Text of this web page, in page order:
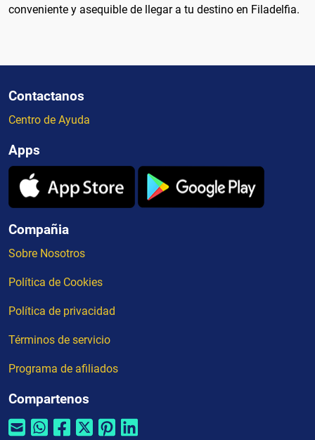
conveniente y asequible de llegar a tu destino en Filadelfia.
Contactanos
Centro de Ayuda
Apps
Compañia
Sobre Nosotros
Política de Cookies
Política de privacidad
Términos de servicio
Programa de afiliados
Compartenos